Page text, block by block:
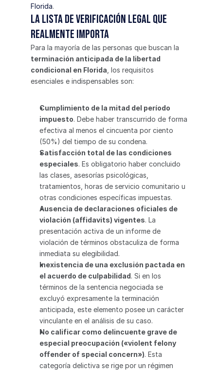
Florida.
La lista de verificación legal que
realmente importa
terminación anticipada de la libertad
condicional en Florida, los requisitos
esenciales e indispensables son:
Cumplimiento de la mitad del período
impuesto. Debe haber transcurrido de forma
efectiva al menos el cincuenta por ciento
(50%) del tiempo de su condena.
Satisfacción total de las condiciones
especiales. Es obligatorio haber concluido
las clases, asesorías psicológicas,
tratamientos, horas de servicio comunitario u
otras condiciones específicas impuestas.
Ausencia de declaraciones oficiales de
violación (affidavits) vigentes. La
presentación activa de un informe de
violación de términos obstaculiza de forma
inmediata su elegibilidad.
Inexistencia de una exclusión pactada en
el acuerdo de culpabilidad. Si en los
términos de la sentencia negociada se
excluyó expresamente la terminación
anticipada, este elemento posee un carácter
vinculante en el análisis de su caso.
No calificar como delincuente grave de
especial preocupación («violent felony
offender of special concern»). Esta
categoría delictiva se rige por un régimen